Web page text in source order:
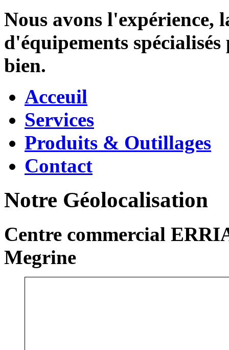
Nous avons l'expérience,
d'équipements
bien.
Acceuil
Services
Produits & Outillages
Contact
Notre Géolocalisation
Centre commercial
Megrine